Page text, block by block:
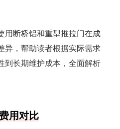
用断桥铝和重型推拉门在成
异，帮助读者根据实际需求
到长期维护成本，全面解析
用对比